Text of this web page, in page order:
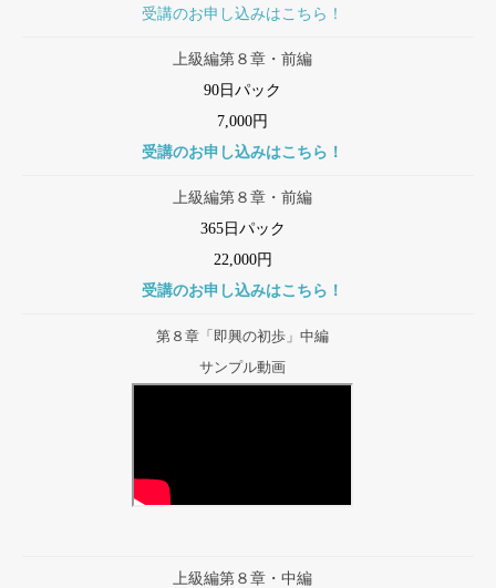
受講のお申し込みはこちら！
上級編第８章・前編
90日パック
7,000円
受講のお申し込みはこちら！
上級編第８章・前編
365日パック
22,000円
受講のお申し込みはこちら！
第８章「即興の初歩」中編
サンプル動画
上級編第８章・中編